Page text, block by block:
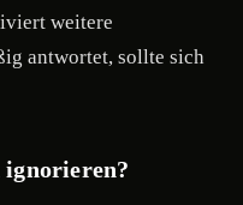
weitere
antwortet, sollte sich